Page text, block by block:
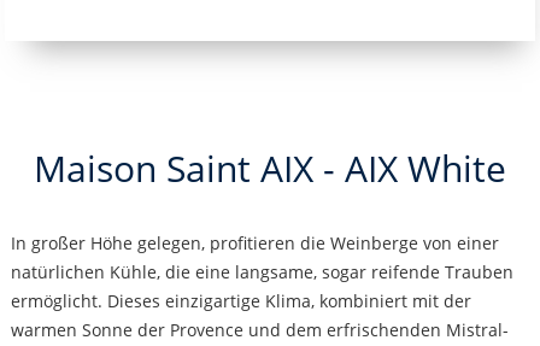
Maison Saint AIX - AIX White
In großer Höhe gelegen, profitieren die Weinberge von einer
natürlichen Kühle, die eine langsame, sogar reifende Trauben
ermöglicht. Dieses einzigartige Klima, kombiniert mit der
warmen Sonne der Provence und dem erfrischenden Mistral-